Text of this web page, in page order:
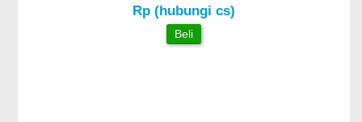
Rp (hubungi cs)
Beli